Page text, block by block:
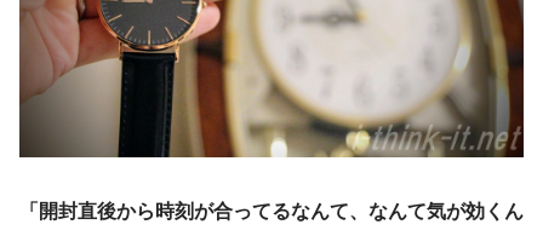
「開封直後から時刻が合ってるなんて、なんて気が効くん